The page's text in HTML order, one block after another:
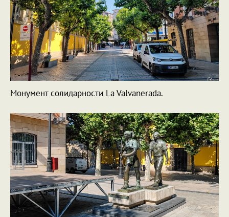
Монумент солидарности La Valvanerada.